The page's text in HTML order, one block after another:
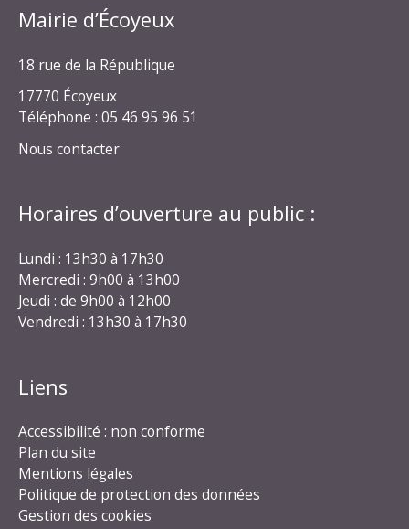
Mairie d’Écoyeux
18 rue de la République
17770 Écoyeux
Téléphone : 05 46 95 96 51
Nous contacter
Horaires d’ouverture au public :
Lundi : 13h30 à 17h30
Mercredi : 9h00 à 13h00
Jeudi : de 9h00 à 12h00
Vendredi : 13h30 à 17h30
Liens
Accessibilité : non conforme
Plan du site
Mentions légales
Politique de protection des données
Gestion des cookies